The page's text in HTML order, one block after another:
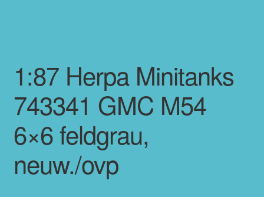
1:87 Herpa Minitanks
743341 GMC M54
6×6 feldgrau,
neuw./ovp